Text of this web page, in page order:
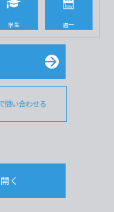
学生 週一
問い合わせる
く